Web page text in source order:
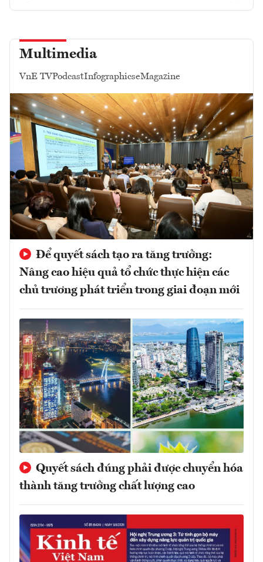
Multimedia
VnE TVPodcastInfographicseMagazine
Để quyết sách tạo ra tăng trưởng:
Nâng cao hiệu quả tổ chức thực hiện các
chủ trương phát triển trong giai đoạn mới
Quyết sách đúng phải được chuyển hóa
thành tăng trưởng chất lượng cao